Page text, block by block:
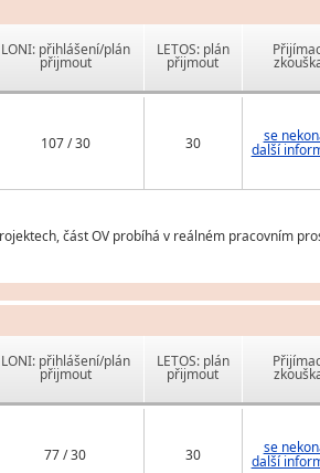
LONI: přihlášení/plán
přijmout
LETOS: plán
přijmout
107 / 30 30 se
další
část OV probíhá v reálném pracovním
LONI: přihlášení/plán
přijmout
LETOS: plán
přijmout
77 / 30 30 se
další